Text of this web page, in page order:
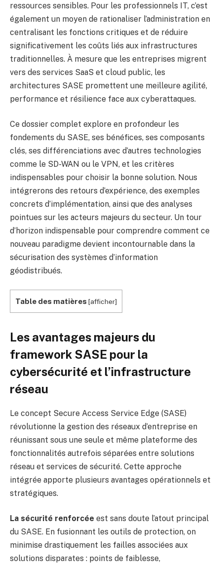
ressources sensibles. Pour les professionnels IT, c’est
également un moyen de rationaliser l’administration en
centralisant les fonctions critiques et de réduire
significativement les coûts liés aux infrastructures
traditionnelles. À mesure que les entreprises migrent
vers des services SaaS et cloud public, les
architectures SASE promettent une meilleure agilité,
performance et résilience face aux cyberattaques.
Ce dossier complet explore en profondeur les
fondements du SASE, ses bénéfices, ses composants
clés, ses différenciations avec d’autres technologies
comme le SD-WAN ou le VPN, et les critères
indispensables pour choisir la bonne solution. Nous
intégrerons des retours d’expérience, des exemples
concrets d’implémentation, ainsi que des analyses
pointues sur les acteurs majeurs du secteur. Un tour
d’horizon indispensable pour comprendre comment ce
nouveau paradigme devient incontournable dans la
sécurisation des systèmes d’information
géodistribués.
Table des matières [afficher]
Les avantages majeurs du
framework SASE pour la
cybersécurité et l’infrastructure
réseau
Le concept Secure Access Service Edge (SASE)
révolutionne la gestion des réseaux d’entreprise en
réunissant sous une seule et même plateforme des
fonctionnalités autrefois séparées entre solutions
réseau et services de sécurité. Cette approche
intégrée apporte plusieurs avantages opérationnels et
stratégiques.
La sécurité renforcée est sans doute l’atout principal
du SASE. En fusionnant les outils de protection, on
minimise drastiquement les failles associées aux
solutions disparates : points de faiblesse,